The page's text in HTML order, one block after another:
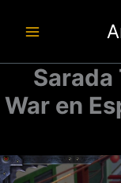
Sarada
War en